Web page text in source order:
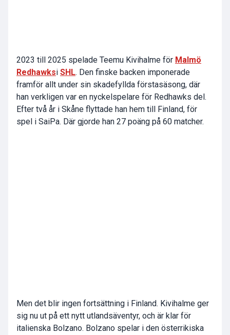
2023 till 2025 spelade Teemu Kivihalme för Malmö
Redhawksi SHL. Den finske backen imponerade
framför allt under sin skadefyllda förstasäsong, där
han verkligen var en nyckelspelare för Redhawks del.
Efter två år i Skåne flyttade han hem till Finland, för
spel i SaiPa. Där gjorde han 27 poäng på 60 matcher.
Men det blir ingen fortsättning i Finland. Kivihalme ger
sig nu ut på ett nytt utlandsäventyr, och är klar för
italienska Bolzano. Bolzano spelar i den österrikiska